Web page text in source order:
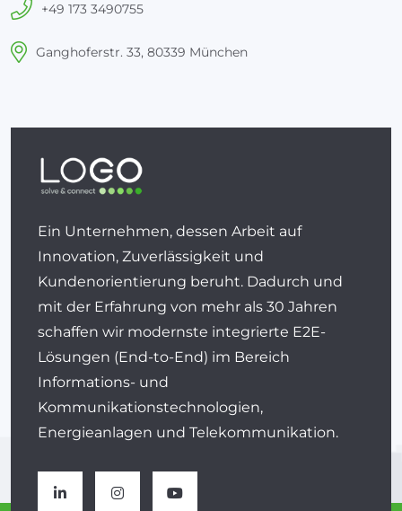
+49 173 3490755
Ganghoferstr. 33, 80339 München
Ein Unternehmen, dessen Arbeit auf
Innovation, Zuverlässigkeit und
Kundenorientierung beruht. Dadurch und
mit der Erfahrung von mehr als 30 Jahren
schaffen wir modernste integrierte E2E-
Lösungen (End-to-End) im Bereich
Informations- und
Kommunikationstechnologien,
Energieanlagen und Telekommunikation.